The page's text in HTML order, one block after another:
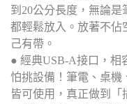
到20公分長度，無論
都輕鬆放入。放著不佔
己有帶。
● 經典USB-A接口，相
怕挑設備！筆電、桌機
皆可使用，真正做到「